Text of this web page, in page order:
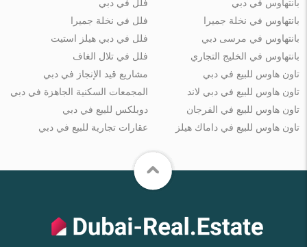
بانتهاوس في دبي
بانتهاوس في نخلة جميرا
بانتهاوس في مرسى دبي
بانتهاوس في الخليج التجاري
فلل في دبي
فلل في نخلة جميرا
فلل في دبي هيلز استيت
فلل في تلال الغاف
تاون هاوس للبيع في دبي
تاون هاوس للبيع في دبي لاند
تاون هاوس للبيع في الفرجان
تاون هاوس للبيع في داماك هيلز
مشاريع قيد الإنجاز في دبي
المجمعات السكنية الجاهزة في دبي
دوبلكس للبيع في دبي
عقارات تجارية للبيع في دبي